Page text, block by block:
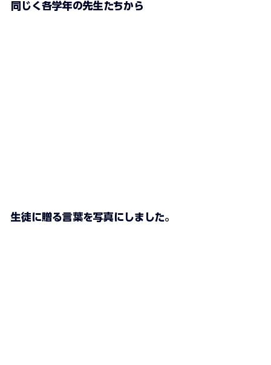
同じく各学年の先生たちから
生徒に贈る言葉を写真にしました。